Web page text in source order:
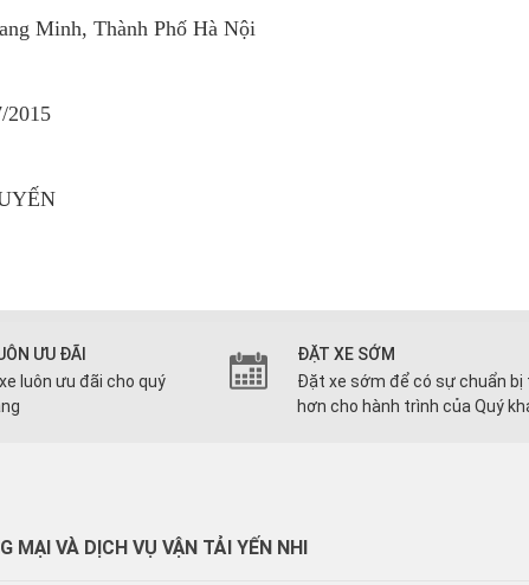
Minh, Thành Phố Hà Nội
2015
ƯU ĐÃI
luôn ưu đãi cho quý
ĐẶT XE SỚM
Đặt xe sớm để có sự chuẩn bị
hơn cho hành trình của Quý
MẠI VÀ DỊCH VỤ VẬN TẢI YẾN NHI